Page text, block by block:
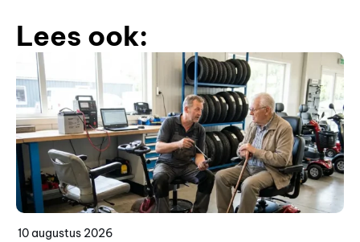
Lees ook:
10 augustus 2026